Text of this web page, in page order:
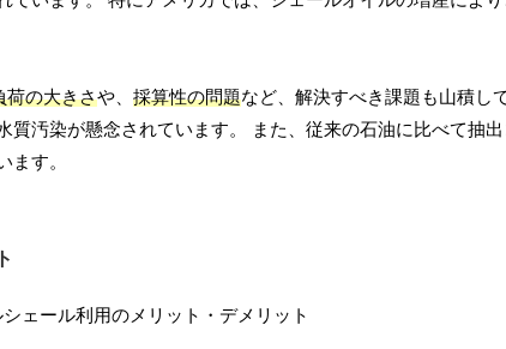
荷の大きさや、 採算性の問題など、解決すべき課題も山積し
質汚染が懸念されています。 また、従来の石油に比べて抽
ます。